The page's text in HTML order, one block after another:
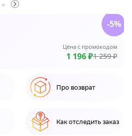
Цена с промокодом
1 196 ₽1 259 ₽
-5%
Про возврат
Как отследить заказ